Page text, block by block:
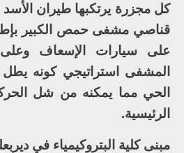
كل مجزرة يرتكبها طيران
قناصي مشفى حمص الكبير
على سيارات الإسعاف وعلى
المشفى استراتيجي كونه
الحي مما يمكنه من شل
الرئيسية.
مبنى كلية البتروكيمياء في